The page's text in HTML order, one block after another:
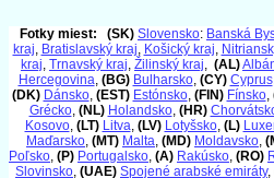
Fotky miest: (SK) Slovensko: Banská
kraj, Bratislavský kraj, Košický kraj,
kraj, Trnavský kraj, Žilinský kraj, (AL)
Hercegovina, (BG) Bulharsko, (CY) Cyprus
(DK) Dánsko, (EST) Estónsko, (FIN) Fínsko,
Grécko, (NL) Holandsko, (HR)
Kosovo, (LT) Litva, (LV) Lotyšsko, (L)
Maďarsko, (MT) Malta, (MD) Moldavsko,
Poľsko, (P) Portugalsko, (A) Rakúsko, (RO)
Slovinsko, (UAE) Spojené arabské emiráty,